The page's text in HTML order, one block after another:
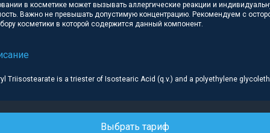
в косметике может вызывать аллергические реакции и
Важно не превышать допустимую концентрацию. Рекомендуем с
косметики в которой содержится данный компонент.
Triisostearate is a triester of Isostearic Acid (q.v.) and a polyethylene
Выбрать тариф